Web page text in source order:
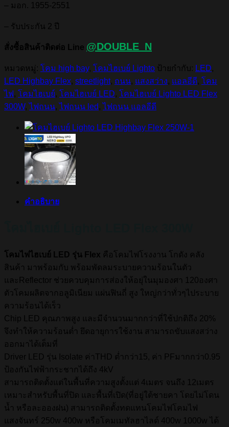
– มอก. 1955-2551
– รับประกัน 2 ปี
สั่งซื้อสินค้าติดต่อ Line @DOUBLE_N
หมวดหมู่: โคม high bay, โคมไฮเบย์ Lighto ป้ายกำกับ: LED,
LED Highbay Flex, streetlight, ถนน, แสงสว่าง, แอลอีดี, โคม
ไฟ , โคมไฮเบย์, โคมไฮเบย์ LED, โคมไฮเบย์ Lighto LED Flex
300W,ไฟถนน,ไฟถนน led ,ไฟถนน แอลอีดี
คำอธิบาย
โคมไฟไฮเบย์ LED รุ่น Flex คือโคมไฟโรงงาน โกดัง คลัง
สินค้า มาพร้อมกับ พร้อมพัดลมระบายความร้อนในตัว
และReflector ช่วยควบคุมการส่องให้อยุ่ในมุมองศา 120องศา
ตัวโคมผลิตจากอลูมิเนียม แผ่นฟินถี่ สูง ใหญ่กว่าทั่วๆไประบาย
ความร้อนได้เร็ว
Chip LED คุณภาพสูง และมีจำนวนมากกว่าที่ใช้ปกติถึง 20%
จึงทำให้ความร้อนต่ำ ยึดอายุการใช้งาน สามารถขับแสงสว่าง
ออกมาได้เต็มที่
Driver LED รุ่น Isolate ค่าTHD ต่ำกว่า15, ค่า PFมากกว่า0.95
ป้องกันไฟฟ้ากระชากได้ถึง 4kV
สามารถติดตั้งแต่ในพื้นที่ความสูงตั้งแต่ 4เมตร จนถึง 12เมตร
เหมาะสำหรับพื้นที่ปิด และพื้นที่เปิด(ที่อยู่ใต้ชายคา โดยไม่โดน
น้ำ หรือละอองฝน) สามารถติดตั้งทดแทนโคมไฟโคมไฟ
แสงจันทร์ 250w 400w หรือโคมเมทัลฮาไลด์ 400w 1000w ได้